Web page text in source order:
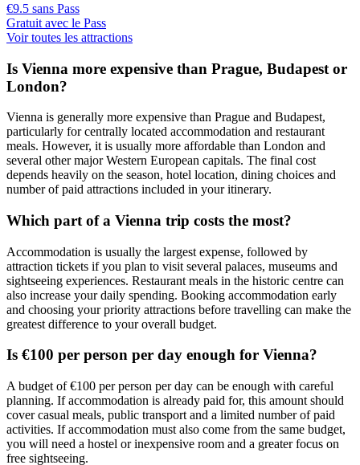
€9.5 sans Pass
Gratuit avec le Pass
Voir toutes les attractions
Is Vienna more expensive than Prague, Budapest or
London?
Vienna is generally more expensive than Prague and Budapest,
particularly for centrally located accommodation and restaurant
meals. However, it is usually more affordable than London and
several other major Western European capitals. The final cost
depends heavily on the season, hotel location, dining choices and
number of paid attractions included in your itinerary.
Which part of a Vienna trip costs the most?
Accommodation is usually the largest expense, followed by
attraction tickets if you plan to visit several palaces, museums and
sightseeing experiences. Restaurant meals in the historic centre can
also increase your daily spending. Booking accommodation early
and choosing your priority attractions before travelling can make the
greatest difference to your overall budget.
Is €100 per person per day enough for Vienna?
A budget of €100 per person per day can be enough with careful
planning. If accommodation is already paid for, this amount should
cover casual meals, public transport and a limited number of paid
activities. If accommodation must also come from the same budget,
you will need a hostel or inexpensive room and a greater focus on
free sightseeing.